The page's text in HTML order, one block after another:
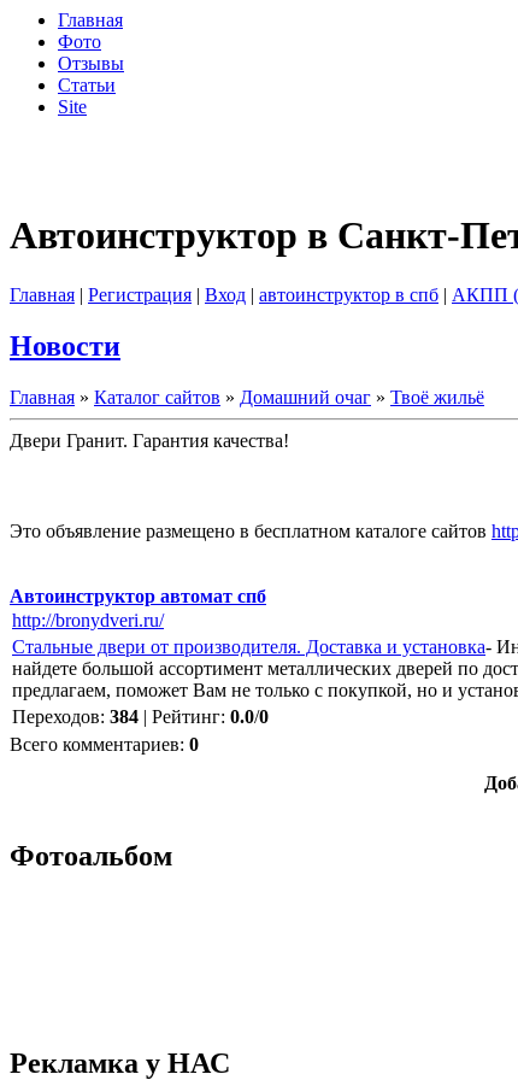
Главная
Фото
Отзывы
Статьи
Site
Автоинструктор в Санкт-
Главная | Регистрация | Вход | автоинструктор в спб | АКПП
Новости
Главная » Каталог сайтов » Домашний очаг » Твоё жильё
Двери Гранит. Гарантия качества!
Это объявление размещено в бесплатном каталоге сайтов
Автоинструктор автомат спб
http://bronydveri.ru/
Стальные двери от производителя. Доставка и установка-
найдете большой ассортимент металлических дверей по
предлагаем, поможет Вам не только с покупкой, но и
Переходов: 384 | Рейтинг: 0.0/0
Всего комментариев: 0
Фотоальбом
Рекламка у НАС